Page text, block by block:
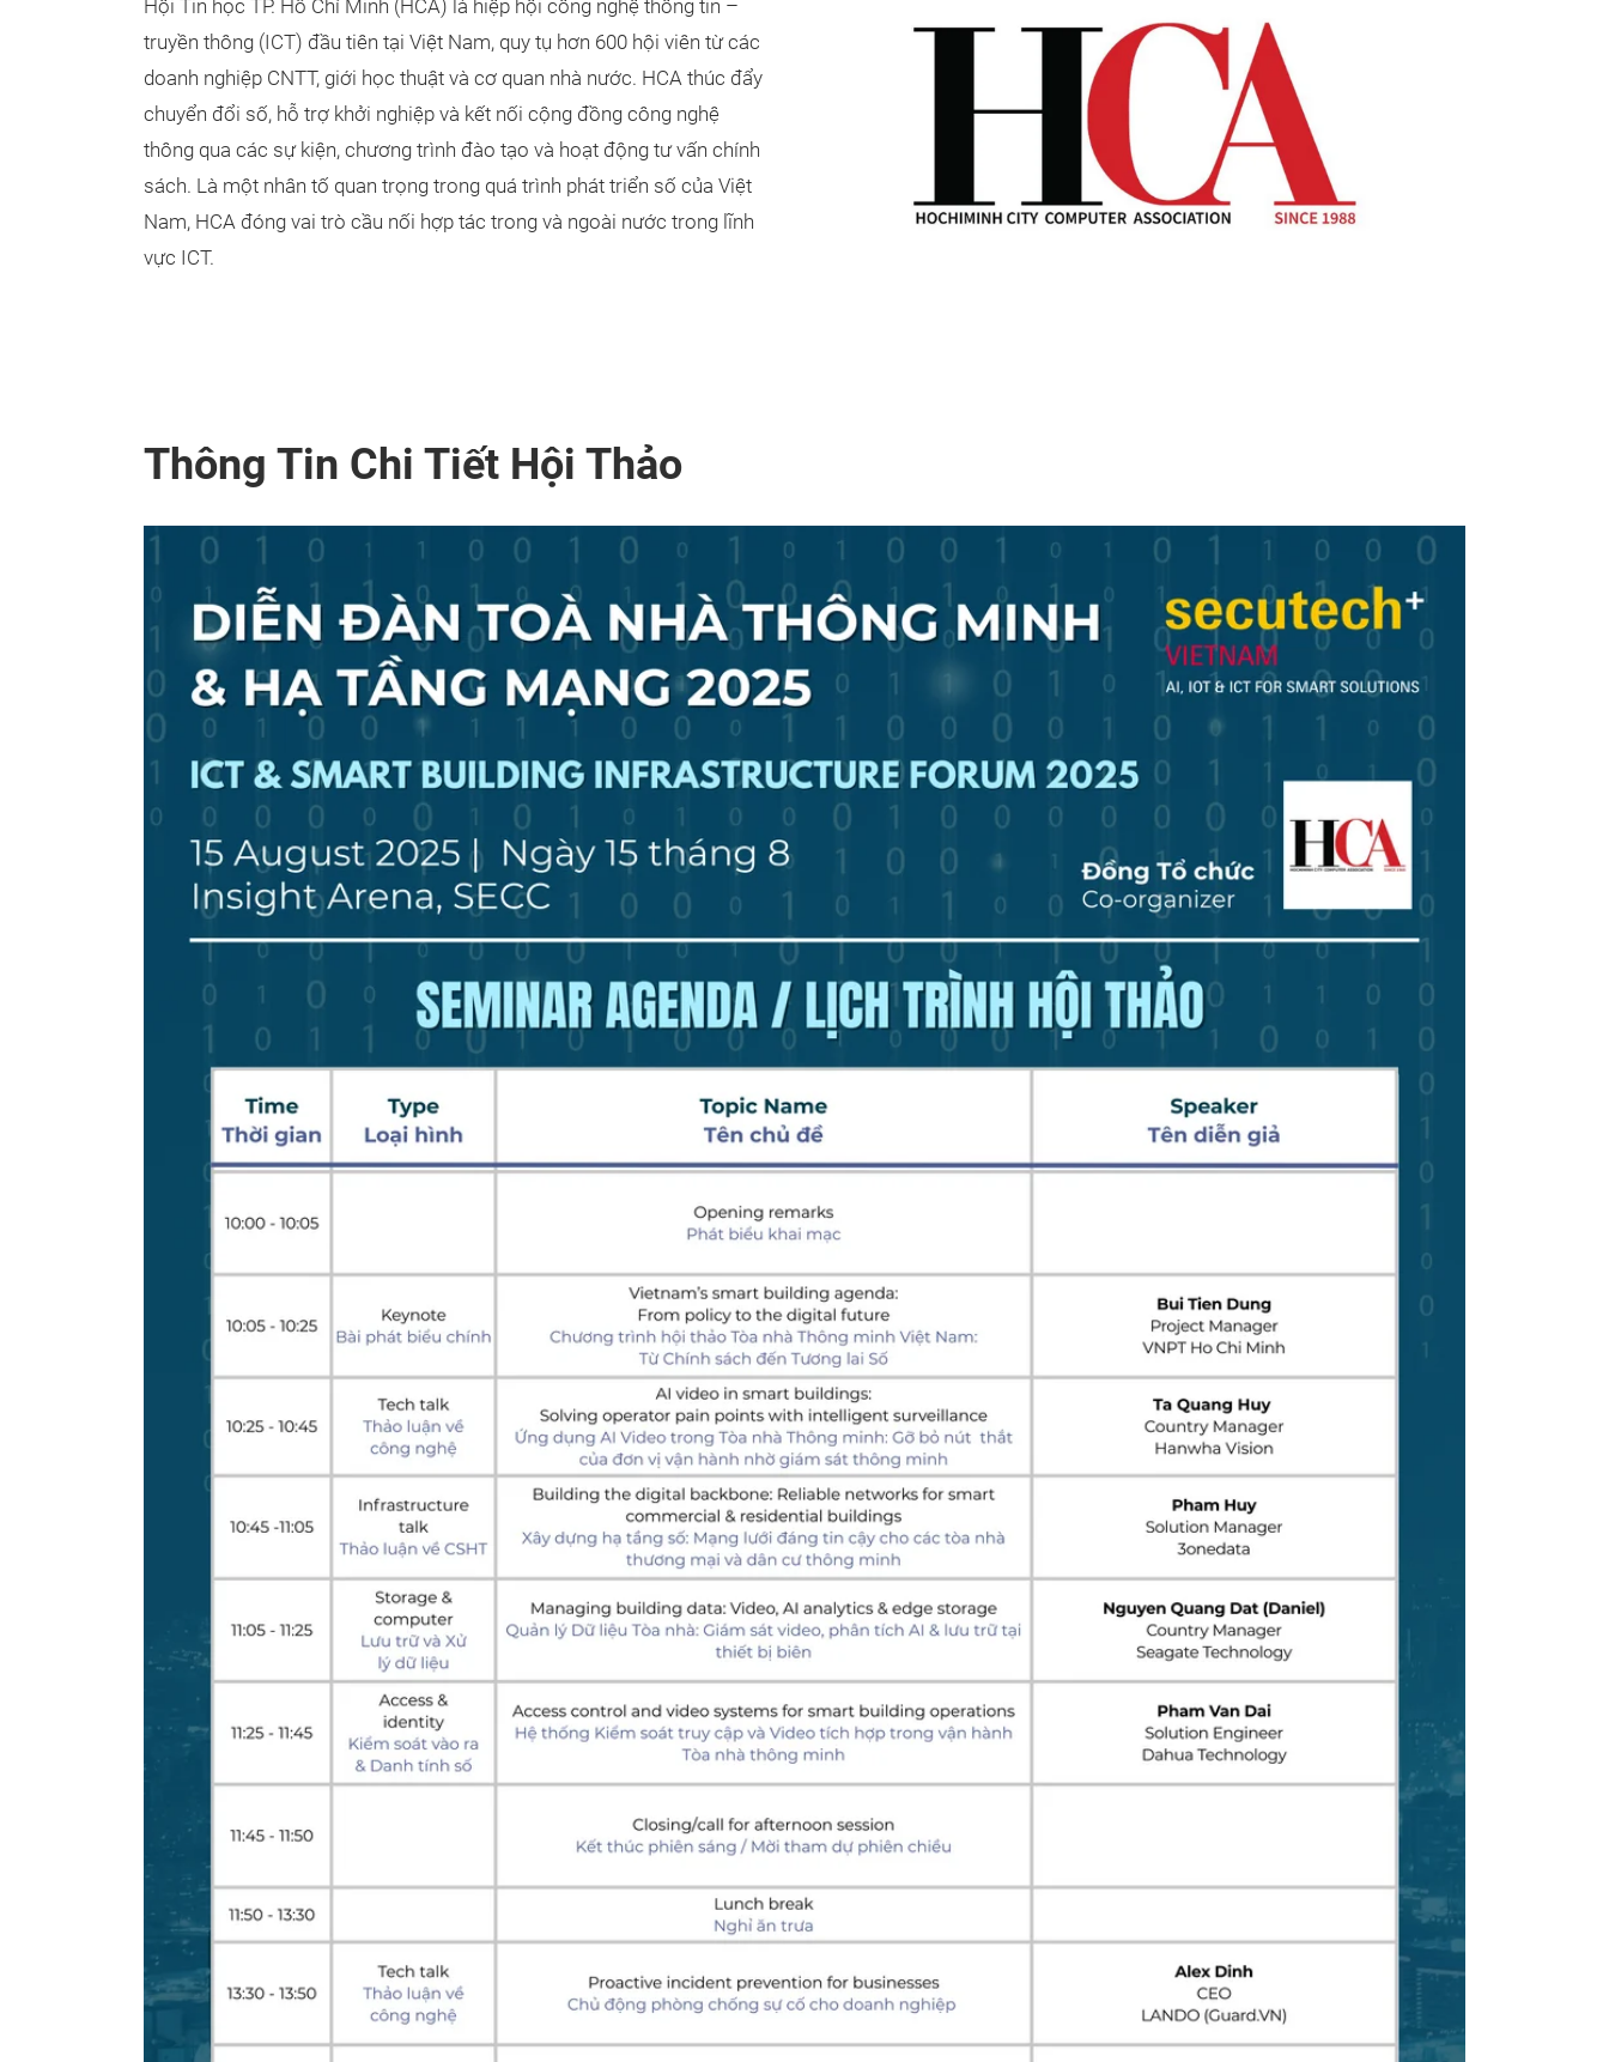
Hội Tin học TP. Hồ Chí Minh (HCA) là hiệp hội công nghệ thông tin –
truyền thông (ICT) đầu tiên tại Việt Nam, quy tụ hơn 600 hội viên từ các
doanh nghiệp CNTT, giới học thuật và cơ quan nhà nước. HCA thúc đẩy
chuyển đổi số, hỗ trợ khởi nghiệp và kết nối cộng đồng công nghệ
thông qua các sự kiện, chương trình đào tạo và hoạt động tư vấn chính
sách. Là một nhân tố quan trọng trong quá trình phát triển số của Việt
Nam, HCA đóng vai trò cầu nối hợp tác trong và ngoài nước trong lĩnh
vực ICT.
Thông Tin Chi Tiết Hội Thảo